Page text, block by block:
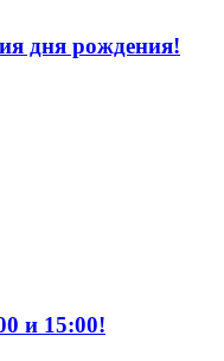
дня рождения!
и 15:00!